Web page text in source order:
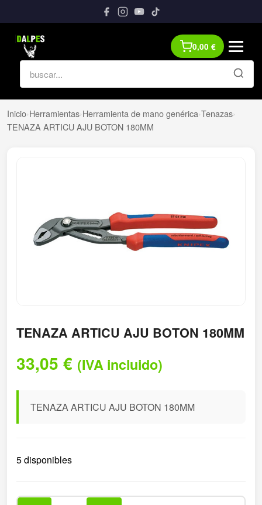
0,00 €
Inicio›Herramientas›Herramienta de mano genérica›Tenazas›
TENAZA ARTICU AJU BOTON 180MM
TENAZA ARTICU AJU BOTON 180MM
33,05 € (IVA incluido)
TENAZA ARTICU AJU BOTON 180MM
5 disponibles